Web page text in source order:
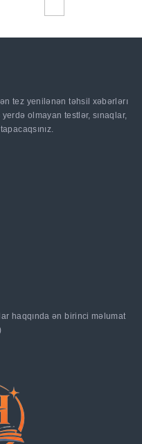
tez yenilənən təhsil xəbərlərı
olmayan testlər, sınaqlar,
haqqında ən birinci məlumat